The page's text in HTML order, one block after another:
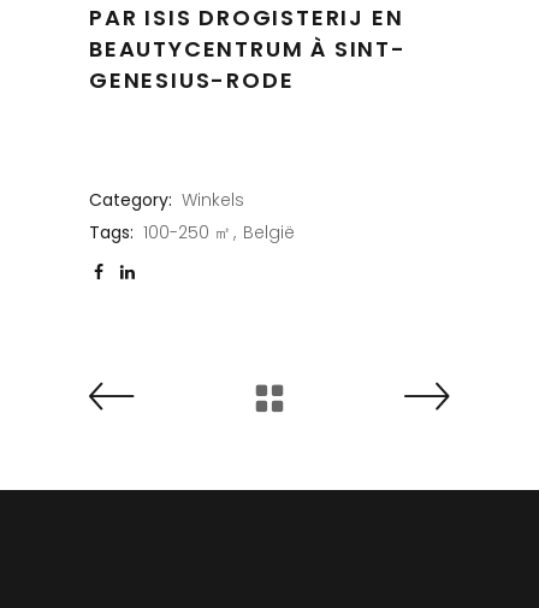
PAR ISIS DROGISTERIJ EN
BEAUTYCENTRUM À SINT-
GENESIUS-RODE
Category: Winkels
Tags: 100-250 ㎡ België